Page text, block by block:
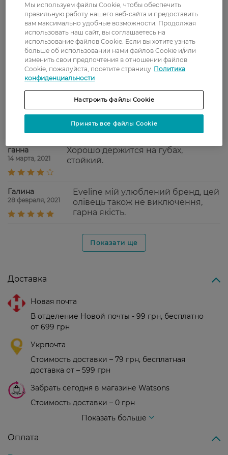
Не крихкий грифель, як більшість
бюджетних варіантів, досить добре
тримається на губах.
ганна
5 апреля, 2021
Удобно им рисовать контур,
мягкий.
Ирина
Хороший карандаш.
Универсальный тон, подходит под
большинство моих помад. Не
сушит губы. А также отлично
точится.
ганна
14 марта, 2021
Хорошо держится на губах,
стойкий.
Галина
28 февраля, 2021
Eveline мій улюблений бренд, цей
олівець також не виключення,
гарна якість.
Показати ще
Доставка
Новая почта
В отделение Новой почты - 99 грн, бесплатно
от 699 грн
Укрпочта
Стоимость доставки – 79 грн, бесплатная
доставка от – 599 грн
Забрать сегодня в магазине Watsons
Стоимость доставки – 0 грн
Показать больше
Оплата
Мы используем файлы Cookie, чтобы обеспечить
правильную работу нашего веб-сайта и предоставить
вам максимально удобные возможности. Продолжая
использовать наш сайт, вы соглашаетесь на
использование файлов Cookie. Если вы хотите узнать
больше об использовании нами файлов Cookie и/или
изменить свои предпочтения в отношении файлов
Cookie, пожалуйста, посетите страницу Политика
конфиденциальности
Настроить файлы Cookie
Принять все файлы Cookie